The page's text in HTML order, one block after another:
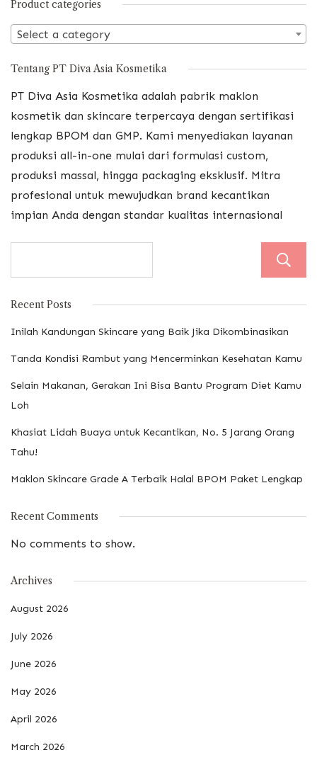
Product categories
Select a category
Tentang PT Diva Asia Kosmetika
PT Diva Asia Kosmetika adalah pabrik maklon
kosmetik dan skincare terpercaya dengan sertifikasi
lengkap BPOM dan GMP. Kami menyediakan layanan
produksi all-in-one mulai dari formulasi custom,
produksi massal, hingga packaging eksklusif. Mitra
profesional untuk mewujudkan brand kecantikan
impian Anda dengan standar kualitas internasional
Recent Posts
Inilah Kandungan Skincare yang Baik Jika Dikombinasikan
Tanda Kondisi Rambut yang Mencerminkan Kesehatan Kamu
Selain Makanan, Gerakan Ini Bisa Bantu Program Diet Kamu
Loh
Khasiat Lidah Buaya untuk Kecantikan, No. 5 Jarang Orang
Tahu!
Maklon Skincare Grade A Terbaik Halal BPOM Paket Lengkap
Recent Comments
No comments to show.
Archives
August 2026
July 2026
June 2026
May 2026
April 2026
March 2026